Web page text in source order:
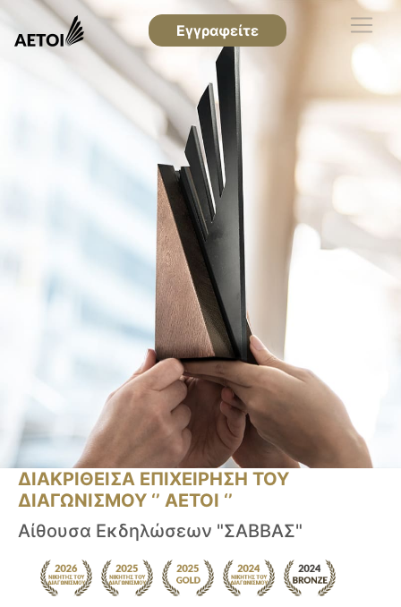
Εγγραφείτε
ΔΙΑΚΡΙΘΕΙΣΑ ΕΠΙΧΕΙΡΗΣΗ ΤΟΥ
ΔΙΑΓΩΝΙΣΜΟΥ ‘’ ΑΕΤΟΙ ‘’
Aίθουσα Εκδηλώσεων "ΣΑΒΒΑΣ"